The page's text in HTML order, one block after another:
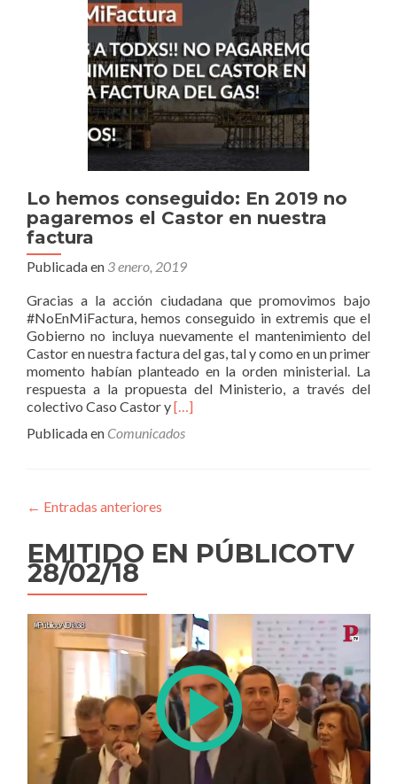
Lo hemos conseguido: En 2019 no
pagaremos el Castor en nuestra
factura
Publicada en 3 enero, 2019
Gracias a la acción ciudadana que promovimos bajo
#NoEnMiFactura, hemos conseguido in extremis que el
Gobierno no incluya nuevamente el mantenimiento del
Castor en nuestra factura del gas, tal y como en un primer
momento habían planteado en la orden ministerial. La
respuesta a la propuesta del Ministerio, a través del
colectivo Caso Castor yLeer
hemos
el
Castor
factura
[…]
Publicada en Comunicados
← Entradas anteriores
EMITIDO EN PÚBLICOTV
28/02/18